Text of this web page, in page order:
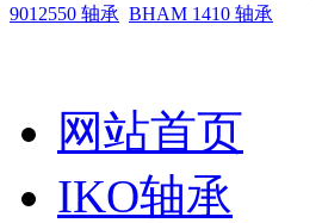
9012550 轴承 BHAM 1410 轴承
网站首页
IKO轴承